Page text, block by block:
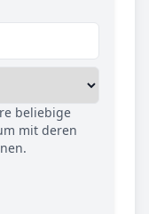
beliebige
mit deren